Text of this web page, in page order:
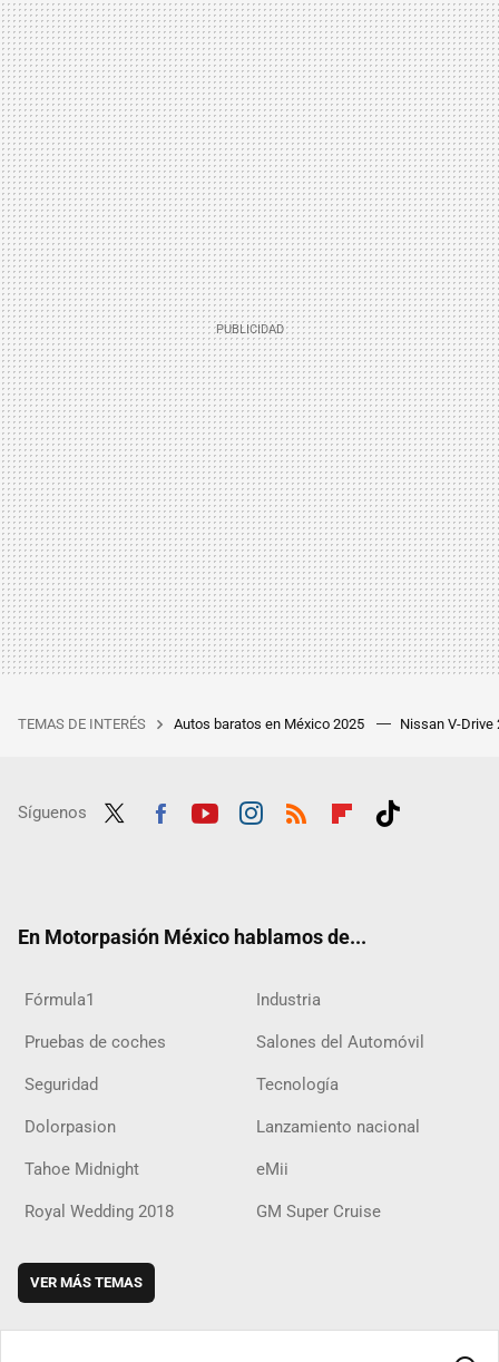
TEMAS DE INTERÉS Autos baratos en México 2025 Nissan V-Drive
Síguenos
En Motorpasión México hablamos de...
Fórmula1 Industria
Pruebas de coches Salones del Automóvil
Seguridad Tecnología
Dolorpasion Lanzamiento nacional
Tahoe Midnight eMii
Royal Wedding 2018 GM Super Cruise
VER MÁS TEMAS